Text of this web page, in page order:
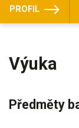
PROFIL
Výuka
Předměty